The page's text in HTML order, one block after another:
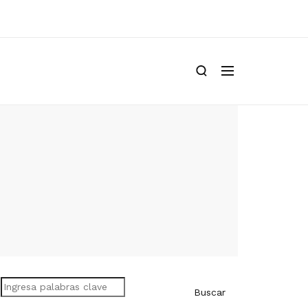
Buscar
Buscar